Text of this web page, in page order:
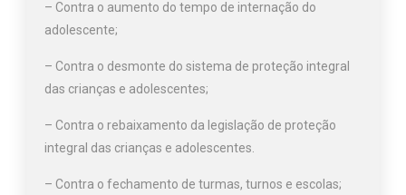
– Contra o aumento do tempo de internação do
adolescente;
– Contra o desmonte do sistema de proteção integral
das crianças e adolescentes;
– Contra o rebaixamento da legislação de proteção
integral das crianças e adolescentes.
– Contra o fechamento de turmas, turnos e escolas;